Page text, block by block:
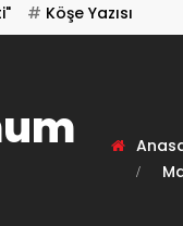
Köşe Yazısı